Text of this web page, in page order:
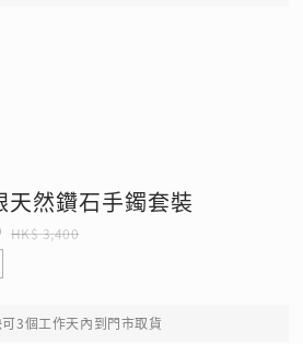
然鑽石手鐲套裝
HK$ 3,400
3個工作天內到門市取貨